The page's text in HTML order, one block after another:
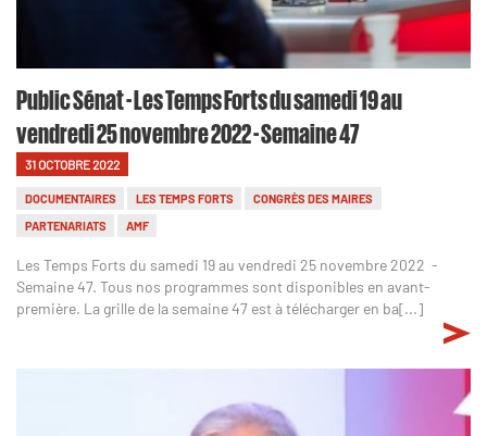
Public Sénat - Les Temps Forts du samedi 19 au
vendredi 25 novembre 2022 - Semaine 47
31 OCTOBRE 2022
DOCUMENTAIRES LES TEMPS FORTS
CONGRÈS DES MAIRES
PARTENARIATS
AMF
Les Temps Forts du samedi 19 au vendredi 25 novembre 2022 -
Semaine 47. Tous nos programmes sont disponibles en avant-
première. La grille de la semaine 47 est à télécharger en ba[...]